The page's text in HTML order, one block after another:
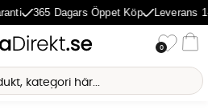
Dagars Öppet Köp Leverans 1-5
0